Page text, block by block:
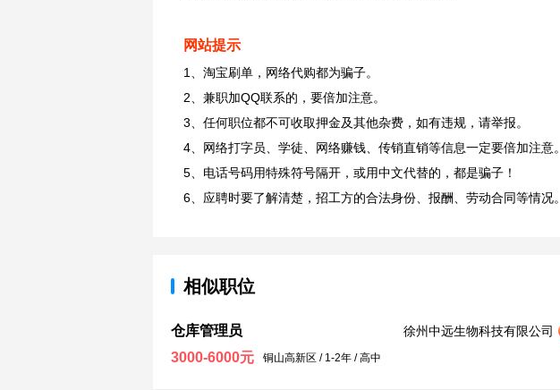
网站提示
1、淘宝刷单，网络代购都为骗子。
2、兼职加QQ联系的，要倍加注意。
3、任何职位都不可收取押金及其他杂费，如有违规，请举报。
4、网络打字员、学徒、网络赚钱、传销直销等信息一定要倍加注意。
5、电话号码用特殊符号隔开，或用中文代替的，都是骗子！
6、应聘时要了解清楚，招工方的合法身份、报酬、劳动合同等情况。
相似职位
仓库管理员
3000-6000元
铜山高新区 / 1-2年 / 高中
徐州中远生物科技有限公司